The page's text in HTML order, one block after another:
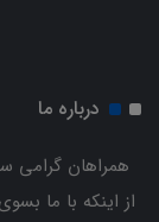
درباره ما
همراهان گرامی
از اینکه با ما